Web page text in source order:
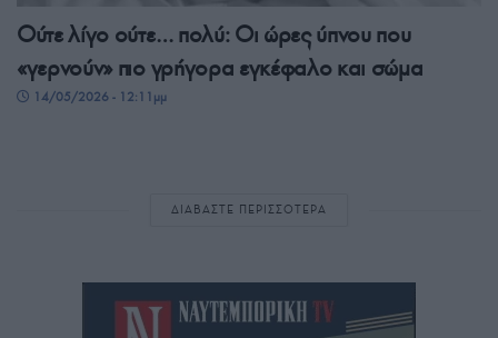
Ούτε λίγο ούτε… πολύ: Οι ώρες ύπνου που
«γερνούν» πιο γρήγορα εγκέφαλο και σώμα
14/05/2026 - 12:11μμ
ΔΙΑΒΑΣΤΕ ΠΕΡΙΣΣΟΤΕΡΑ